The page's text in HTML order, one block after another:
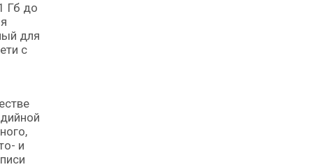
Гб до
для
с
и